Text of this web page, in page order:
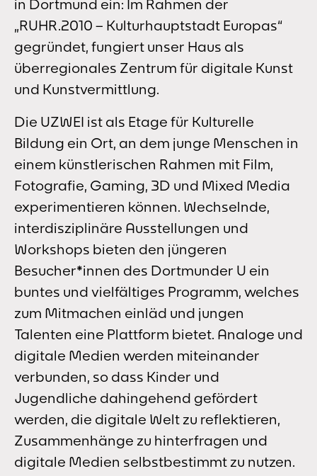
in Dortmund ein: Im Rahmen der
„RUHR.2010 – Kulturhauptstadt Europas“
gegründet, fungiert unser Haus als
überregionales Zentrum für digitale Kunst
und Kunstvermittlung.
Die UZWEI ist als Etage für Kulturelle
Bildung ein Ort, an dem junge Menschen in
einem künstlerischen Rahmen mit Film,
Fotografie, Gaming, 3D und Mixed Media
experimentieren können. Wechselnde,
interdisziplinäre Ausstellungen und
Workshops bieten den jüngeren
Besucher*innen des Dortmunder U ein
buntes und vielfältiges Programm, welches
zum Mitmachen einläd und jungen
Talenten eine Plattform bietet. Analoge und
digitale Medien werden miteinander
verbunden, so dass Kinder und
Jugendliche dahingehend gefördert
werden, die digitale Welt zu reflektieren,
Zusammenhänge zu hinterfragen und
digitale Medien selbstbestimmt zu nutzen.